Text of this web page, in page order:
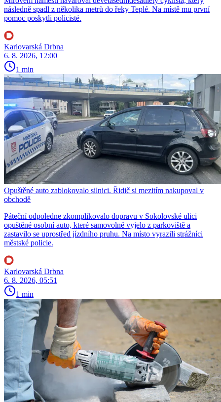
následně spadl z několika metrů do řeky Teplé. Na místě mu první
pomoc poskytli policisté.
Karlovarská Drbna
6. 8. 2026, 12:00
1 min
Opuštěné auto zablokovalo silnici. Řidič si mezitím nakupoval v
obchodě
Páteční odpoledne zkomplikovalo dopravu v Sokolovské ulici
opuštěné osobní auto, které samovolně vyjelo z parkoviště a
zastavilo se uprostřed jízdního pruhu. Na místo vyrazili strážníci
městské policie.
Karlovarská Drbna
6. 8. 2026, 05:51
1 min